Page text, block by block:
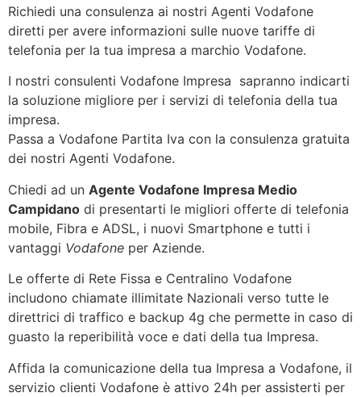
Richiedi una consulenza ai nostri Agenti Vodafone
diretti per avere informazioni sulle nuove tariffe di
telefonia per la tua impresa a marchio Vodafone.
I nostri consulenti Vodafone Impresa sapranno indicarti
la soluzione migliore per i servizi di telefonia della tua
impresa.
Passa a Vodafone Partita Iva con la consulenza gratuita
dei nostri Agenti Vodafone.
Chiedi ad un Agente Vodafone Impresa Medio
Campidano di presentarti le migliori offerte di telefonia
mobile, Fibra e ADSL, i nuovi Smartphone e tutti i
vantaggi Vodafone per Aziende.
Le offerte di Rete Fissa e Centralino Vodafone
includono chiamate illimitate Nazionali verso tutte le
direttrici di traffico e backup 4g che permette in caso di
guasto la reperibilità voce e dati della tua Impresa.
Affida la comunicazione della tua Impresa a Vodafone, il
servizio clienti Vodafone è attivo 24h per assisterti per